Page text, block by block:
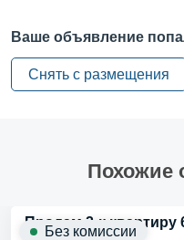
Ваше объявление
Снять с размещения
Похожие
Продам 2-к квартиру
Без комиссии